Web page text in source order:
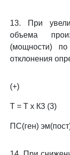
13. При
объема
(мощности) по
отклонения
(+)
Т = Т х К3 (3)
ПС(ген)